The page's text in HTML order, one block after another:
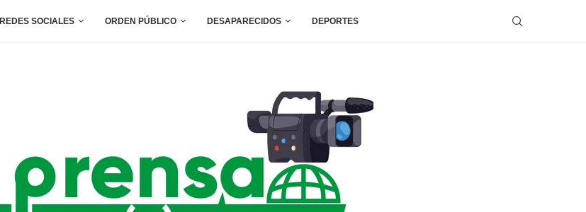
REDES SOCIALES ORDEN PÚBLICO DESAPARECIDOS DEPORTES